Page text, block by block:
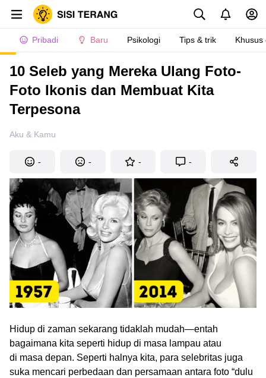
Pribadi Baru Psikologi Tips & trik Khusus
10 Seleb yang Mereka Ulang Foto-
Foto Ikonis dan Membuat Kita
Terpesona
Aku & Kamu
- - - -
Hidup di zaman sekarang tidaklah mudah—entah
bagaimana kita seperti hidup di masa lampau atau
di masa depan. Seperti halnya kita, para selebritas juga
suka mencari perbedaan dan persamaan antara foto “dulu